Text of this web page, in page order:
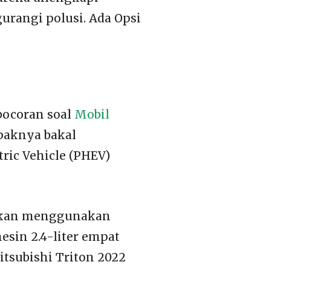
polusi. Ada Opsi
soal Mobil
bakal
Vehicle (PHEV)
menggunakan
2.4-liter empat
Triton 2022